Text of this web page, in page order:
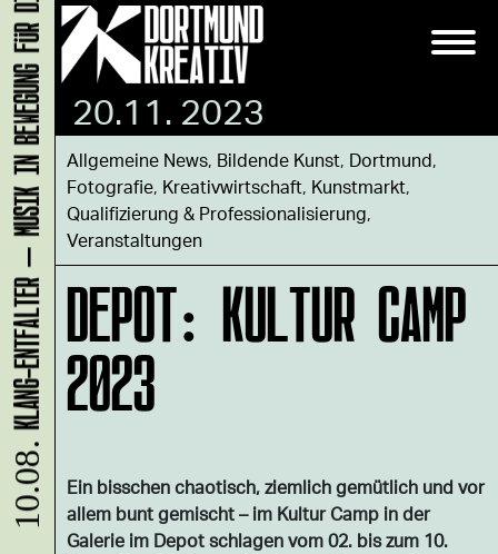
20.11. 2023
Allgemeine News, Bildende Kunst, Dortmund,
Fotografie, Kreativwirtschaft, Kunstmarkt,
Qualifizierung & Professionalisierung,
Veranstaltungen
DEPOT: KULTUR CAMP
2023
Ein bisschen chaotisch, ziemlich gemütlich und vor
allem bunt gemischt – im Kultur Camp in der
Galerie im Depot schlagen vom 02. bis zum 10.
10.08.
KLANG-ENTFALTER – MUSIK IN BEWEGUNG FÜR DIE NORDSTADT